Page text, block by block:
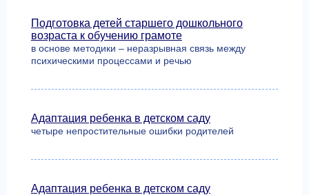
Подготовка детей старшего дошкольного
возраста к обучению грамоте
в основе методики – неразрывная связь между
психическими процессами и речью
Адаптация ребенка в детском саду
четыре непростительные ошибки родителей
Адаптация ребенка в детском саду